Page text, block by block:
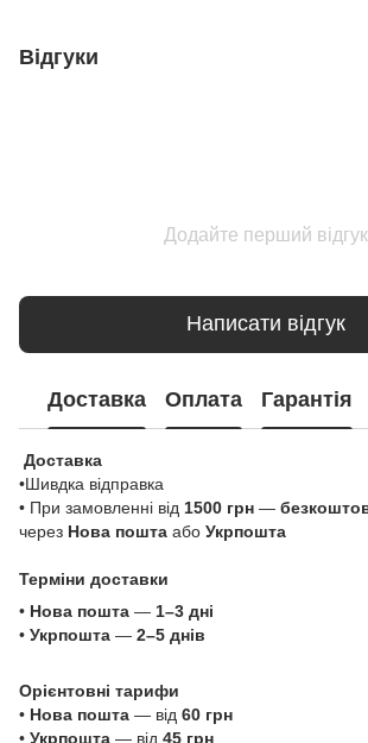
Відгуки
Додайте перший відгук
Написати відгук
Доставка Оплата Гарантія
Доставка
•Шивдка відправка
• При замовленні від 1500 грн —
через Нова пошта або Укрпошта
Терміни доставки
• Нова пошта — 1–3 дні
• Укрпошта — 2–5 днів
Орієнтовні тарифи
• Нова пошта — від 60 грн
• Укрпошта — від 45 грн